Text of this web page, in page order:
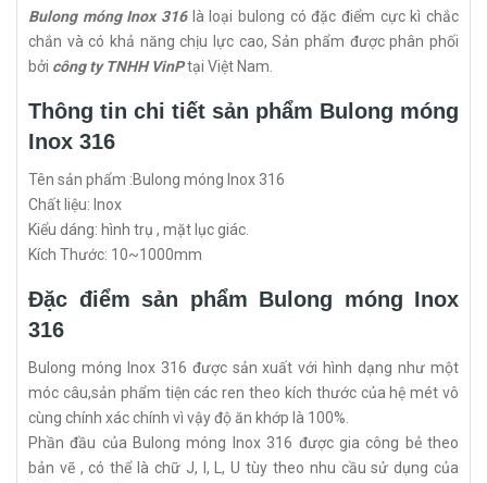
Bulong móng Inox 316là loại bulong có đặc điểm cực kì chắc
chắn và có khả năng chịu lực cao, Sản phẩm được phân phối
bởi công ty TNHH VinPtại Việt Nam.
Thông tin chi tiết sản phẩm Bulong móng
Inox 316
Tên sản phẩm :Bulong móng Inox 316
Chất liệu: Inox
Kiểu dáng: hình trụ , mặt lục giác.
Kích Thước: 10~1000mm
Đặc điểm sản phẩm Bulong móng Inox
316
Bulong móng Inox 316 được sản xuất với hình dạng như một
móc câu,sản phẩm tiện các ren theo kích thước của hệ mét vô
cùng chính xác chính vì vậy độ ăn khớp là 100%.
Phần đầu của Bulong móng Inox 316 được gia công bẻ theo
bản vẽ , có thể là chữ J, I, L, U tùy theo nhu cầu sử dụng của